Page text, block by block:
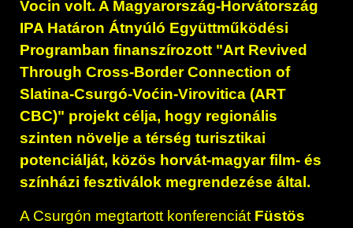
Vocin volt. A Magyarország-Horvátország
IPA Határon Átnyúló Együttműködési
Programban finanszírozott "Art Revived
Through Cross-Border Connection of
Slatina-Csurgó-Voćin-Virovitica (ART
CBC)" projekt célja, hogy regionális
szinten növelje a térség turisztikai
potenciálját, közös horvát-magyar film- és
színházi fesztiválok megrendezése által.
A Csurgón megtartott konferenciát Füstös